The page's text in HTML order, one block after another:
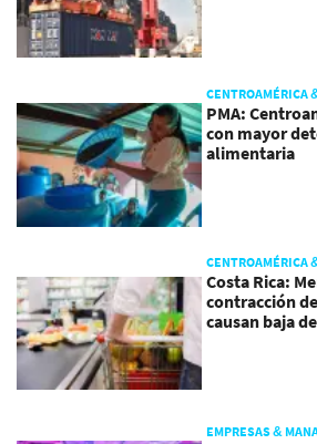
CENTROAMÉRICA
PMA:
con mayor
alimentaria
CENTROAMÉRICA
Costa Rica:
contracción
causan baja
EMPRESAS &